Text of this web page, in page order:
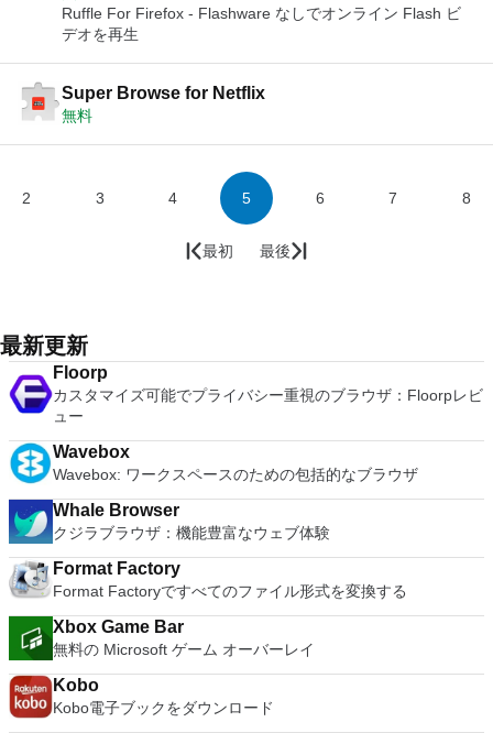
Ruffle For Firefox - Flashware なしでオンライン Flash ビ
デオを再生
Super Browse for Netflix
無料
2 3 4 5 6 7 8
最初 最後
最新更新
Floorp
カスタマイズ可能でプライバシー重視のブラウザ：Floorpレビ
ュー
Wavebox
Wavebox: ワークスペースのための包括的なブラウザ
Whale Browser
クジラブラウザ：機能豊富なウェブ体験
Format Factory
Format Factoryですべてのファイル形式を変換する
Xbox Game Bar
無料の Microsoft ゲーム オーバーレイ
Kobo
Kobo電子ブックをダウンロード